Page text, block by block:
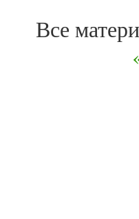
Все